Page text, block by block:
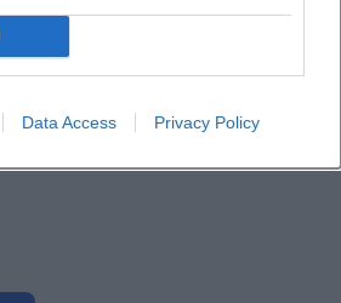
Data Access Privacy Policy